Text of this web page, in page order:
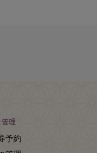
管理
予約